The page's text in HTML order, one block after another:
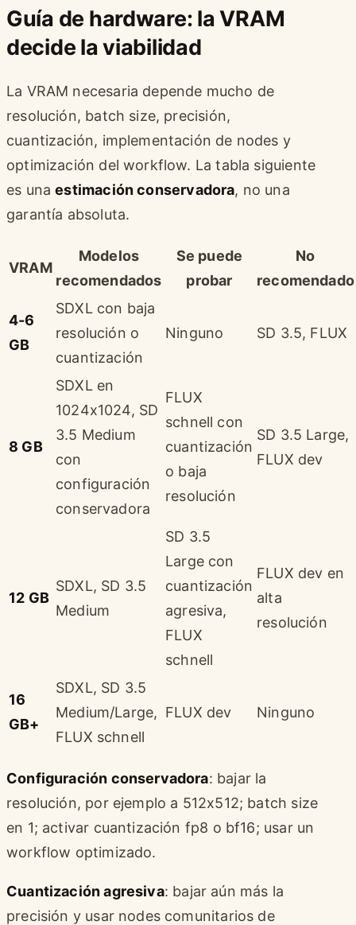
Guía de hardware: la VRAM
decide la viabilidad
La VRAM necesaria depende mucho de
resolución, batch size, precisión,
cuantización, implementación de nodes y
optimización del workflow. La tabla siguiente
es unaestimación conservadora, no una
garantía absoluta.
VRAM
Modelos
recomendados
Se puede
probar
No
recomendado
4-6
GB
SDXL con baja
resolución o
cuantización
Ninguno SD 3.5, FLUX
8 GB
SDXL en
1024x1024, SD
3.5 Medium
con
configuración
conservadora
FLUX
schnell con
cuantización
o baja
resolución
SD 3.5 Large,
FLUX dev
12 GB
SDXL, SD 3.5
Medium
SD 3.5
Large con
cuantización
agresiva,
FLUX
schnell
FLUX dev en
alta
resolución
16
GB+
SDXL, SD 3.5
Medium/Large,
FLUX schnell
FLUX dev Ninguno
Configuración conservadora: bajar la
resolución, por ejemplo a 512x512; batch size
en 1; activar cuantización fp8 o bf16; usar un
workflow optimizado.
Cuantización agresiva: bajar aún más la
precisión y usar nodes comunitarios de